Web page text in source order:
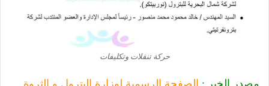
حركة تنقلات وتكليفات